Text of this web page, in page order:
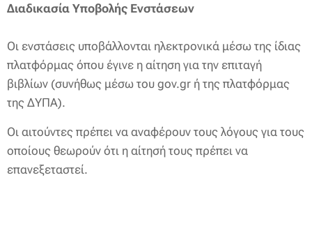
Διαδικασία Υποβολής Ενστάσεων
Οι ενστάσεις υποβάλλονται ηλεκτρονικά μέσω της ίδιας
πλατφόρμας όπου έγινε η αίτηση για την επιταγή
βιβλίων (συνήθως μέσω του gov.gr ή της πλατφόρμας
της ΔΥΠΑ).
Οι αιτούντες πρέπει να αναφέρουν τους λόγους για τους
οποίους θεωρούν ότι η αίτησή τους πρέπει να
επανεξεταστεί.